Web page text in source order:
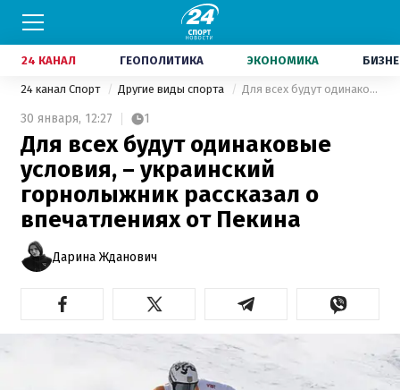
24 КАНАЛ ГЕОПОЛИТИКА ЭКОНОМИКА
24 канал Спорт Другие виды спорта Для всех будут одинаковые условия, – украинский горнолыжник рассказал о впечатлениях от Пекина
30 января, 12:27 1
Для всех будут одинаковые
условия, – украинский
горнолыжник рассказал о
впечатлениях от Пекина
Дарина Жданович